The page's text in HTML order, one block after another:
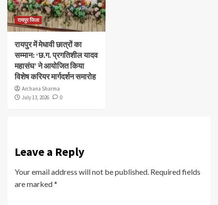
रायपुर जिला
रायपुर में मेधावी छात्रों का
सम्मान: ‘छ.ग. प्रगतिशील यादव
महासंघ’ ने आयोजित किया
विशेष करियर मार्गदर्शन समारोह
Archana Sharma
July 13, 2026
0
Leave a Reply
Your email address will not be published. Required fields
are marked*